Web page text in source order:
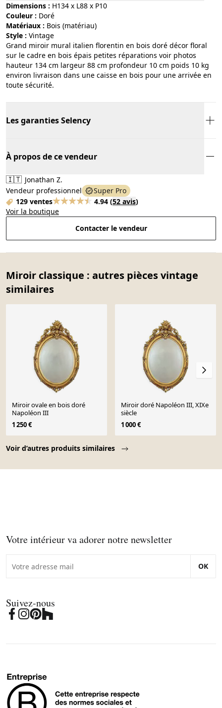
Dimensions : H134 x L88 x P10
Couleur :
doré
Matériaux :
bois (matériau)
Style :
vintage
Grand miroir mural italien florentin en bois doré décor floral
sur le cadre en bois épais petites réparations voir photos
hauteur 134 cm largeur 88 cm profondeur 10 cm poids 10 kg
environ livraison dans une caisse en bois pour une arrivée en
toute sécurité.
Les garanties Selency
À propos de ce vendeur
🇮🇹 Jonathan Z.
Vendeur professionnel
Super Pro
129 ventes
4.94 (52 avis)
Voir la boutique
Contacter le vendeur
Miroir classique : autres pièces vintage
similaires
Voir d’autres produits similaires
Miroir ovale en bois doré
Napoléon III
1 250 €
Miroir doré Napoléon III, XIXe
siècle
1 000 €
Votre intérieur va adorer notre newsletter
OK
Suivez-nous